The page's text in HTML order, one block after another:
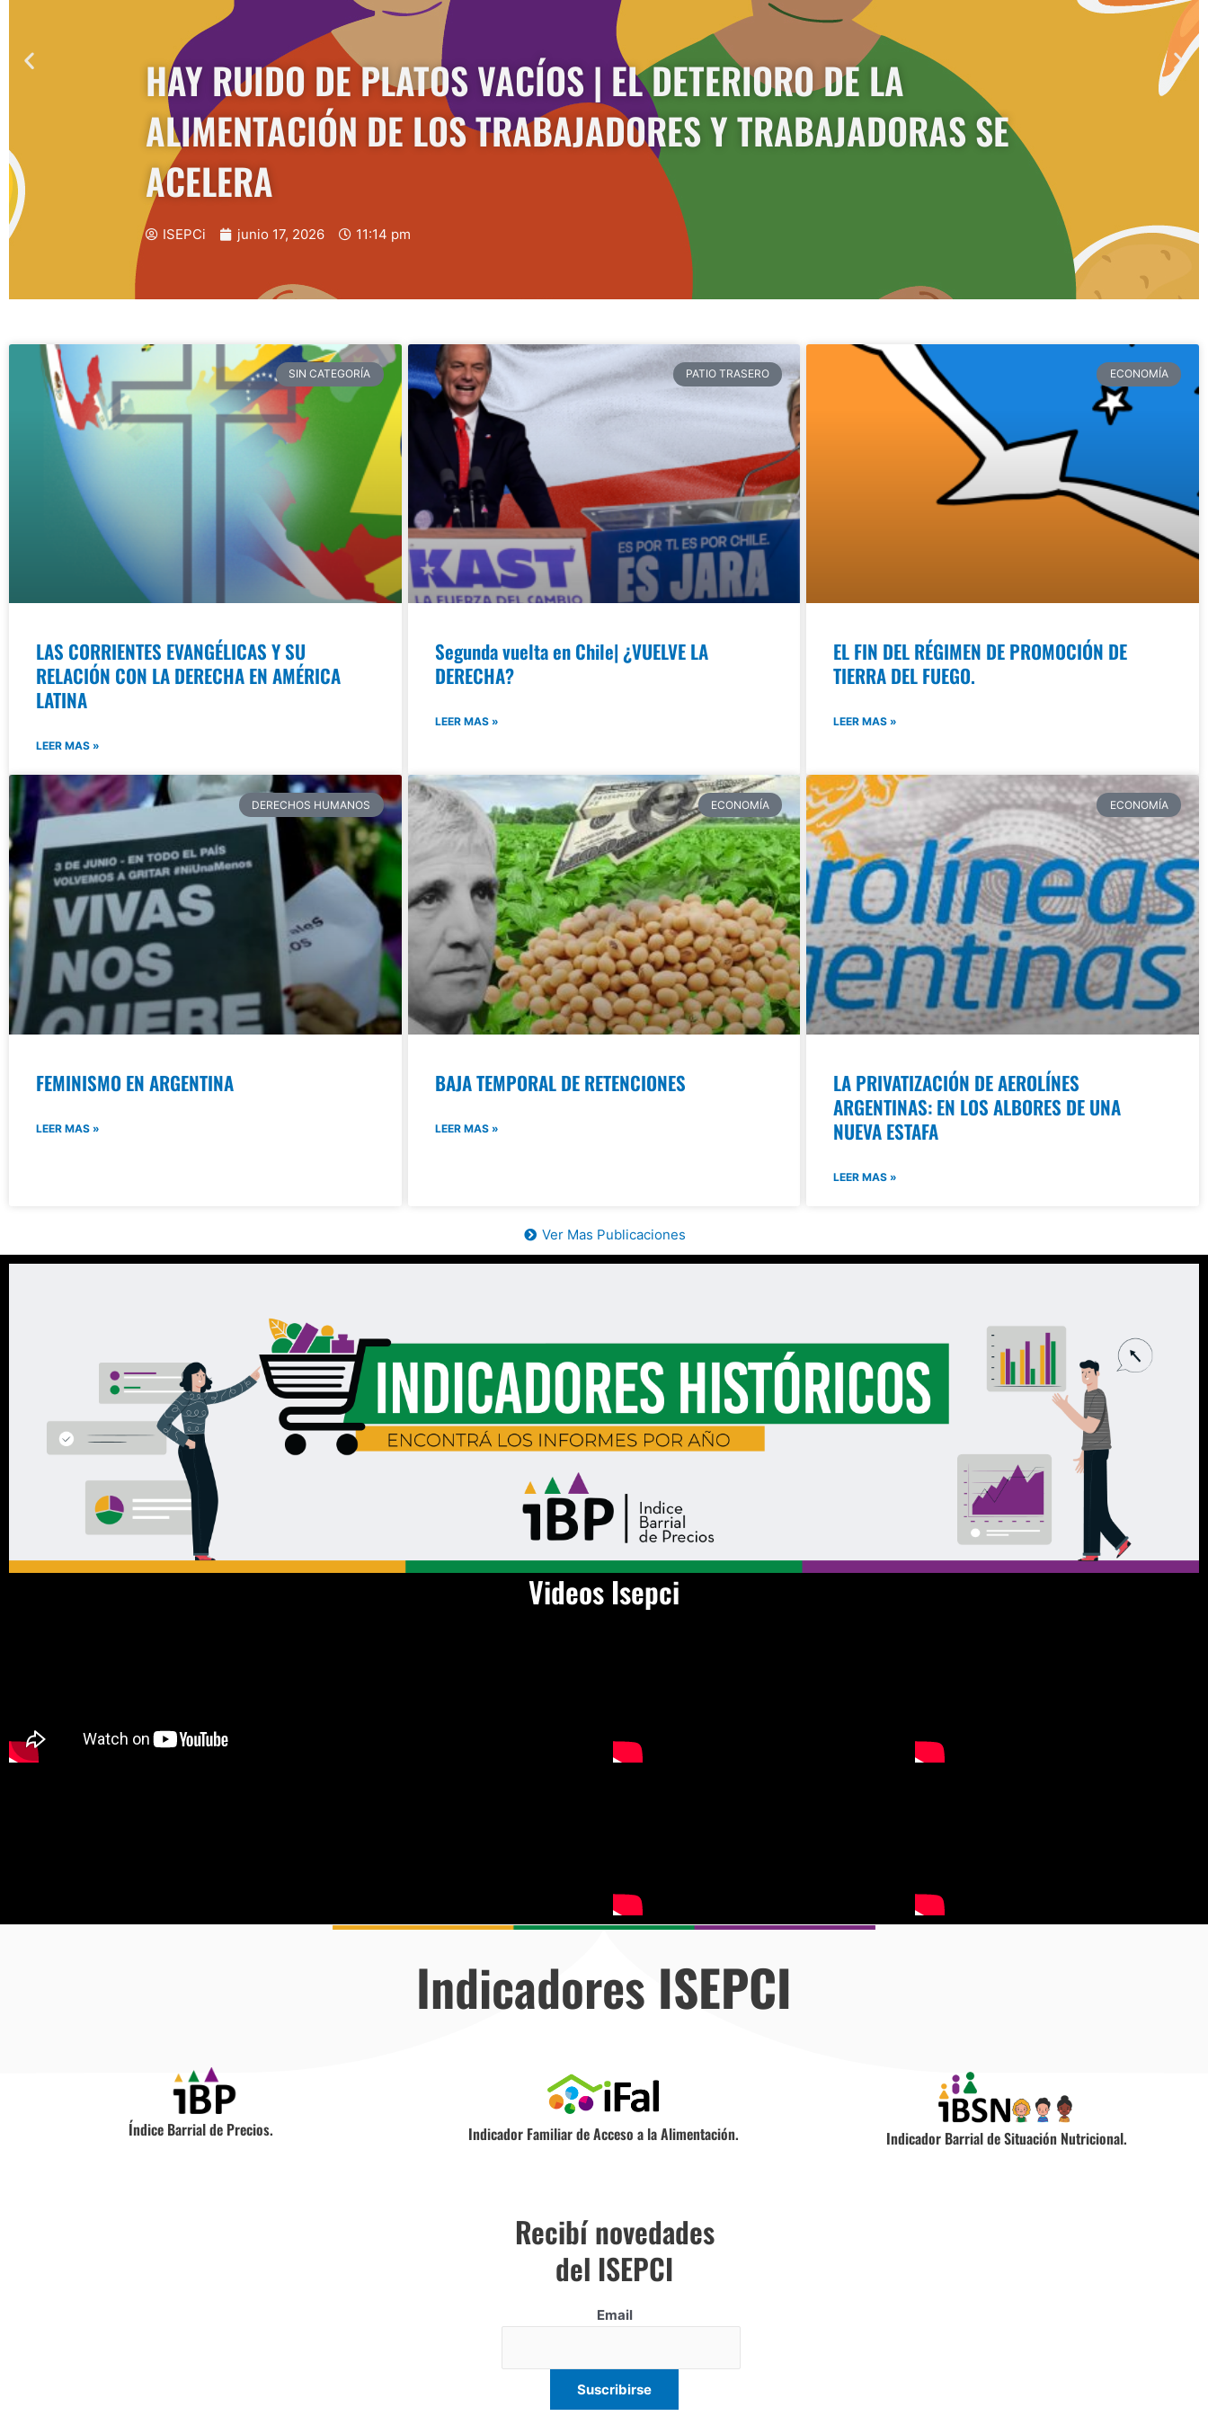
HAY RUIDO DE PLATOS VACÍOS | EL DETERIORO DE LA
ALIMENTACIÓN DE LOS TRABAJADORES Y TRABAJADORAS SE
ACELERA
ISEPCi junio 17, 2026 11:14 pm
SIN CATEGORÍA
LAS CORRIENTES EVANGÉLICAS Y SU
RELACIÓN CON LA DERECHA EN AMÉRICA
LATINA
LEER MAS »
PATIO TRASERO
Segunda vuelta en Chile| ¿VUELVE LA
DERECHA?
LEER MAS »
ECONOMÍA
EL FIN DEL RÉGIMEN DE PROMOCIÓN DE
TIERRA DEL FUEGO.
LEER MAS »
DERECHOS HUMANOS
FEMINISMO EN ARGENTINA
LEER MAS »
ECONOMÍA
BAJA TEMPORAL DE RETENCIONES
LEER MAS »
ECONOMÍA
LA PRIVATIZACIÓN DE AEROLÍNES
ARGENTINAS: EN LOS ALBORES DE UNA
NUEVA ESTAFA
LEER MAS »
Ver Mas Publicaciones
Videos Isepci
Indicadores ISEPCI
Índice Barrial de Precios. Indicador Familiar de Acceso a la Alimentación. Indicador Barrial de Situación Nutricional.
Recibí novedades
del ISEPCI
Email